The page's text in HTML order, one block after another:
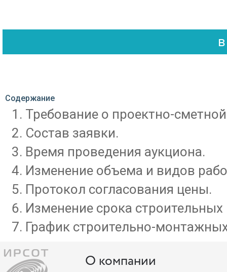
Содержание
Требование о проектно-
Состав заявки.
Время проведения аукциона.
Изменение объема и видов
Протокол согласования цены.
Изменение срока строительных
График строительно-
О компании